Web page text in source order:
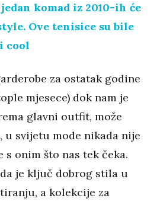
jedan komad iz 2010-ih će
Ove tenisice su bile
cool
za ostatak godine
mjesece) dok nam je
glavni outfit, može
svijetu mode nikada nije
onim što nas tek čeka.
je ključ dobrog stila u
a kolekcije za